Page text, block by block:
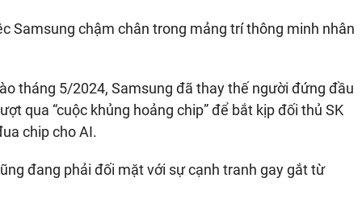
Samsung chậm chân trong mảng trí thông minh nhân
tháng 5/2024, Samsung đã thay thế người đứng đầu
qua “cuộc khủng hoảng chip” để bắt kịp đối thủ SK
chip cho AI.
đang phải đối mặt với sự cạnh tranh gay gắt từ